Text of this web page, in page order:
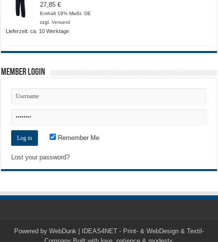
27,85€
Enthält 19% MwSt. DE
zzgl.Versand
Lieferzeit: ca. 10 Werktage
Member Login
Remember Me
Lost your password?
Powered by WebDunk | IDEAS4NET - Print- & WebDesign & Textil-